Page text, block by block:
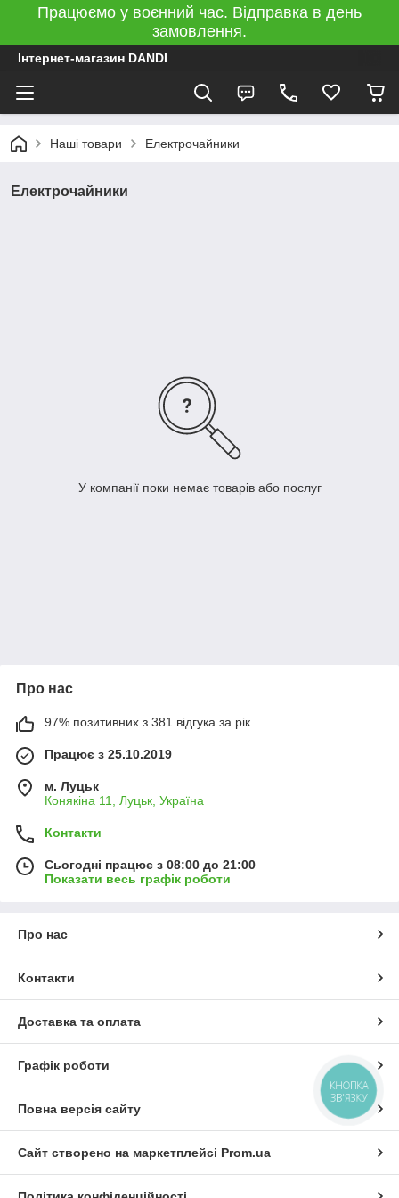
Працюємо у воєнний час. Відправка в день
замовлення.
Інтернет-магазин DANDI
Наші товари Електрочайники
Електрочайники
У компанії поки немає товарів або послуг
Про нас
97% позитивних з 381 відгука за рік
Працює з 25.10.2019
м. Луцьк
Конякіна 11, Луцьк, Україна
Контакти
Сьогодні працює з 08:00 до 21:00
Показати весь графік роботи
Про нас
Контакти
Доставка та оплата
Графік роботи
Повна версія сайту
Сайт створено на маркетплейсі Prom.ua
КНОПКА
ЗВ'ЯЗКУ